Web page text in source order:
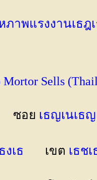
ภาพแรงงานเธฎเธ
Mortor Sells
ซอย เธญเนเธ
ธงเธ เขต เธช